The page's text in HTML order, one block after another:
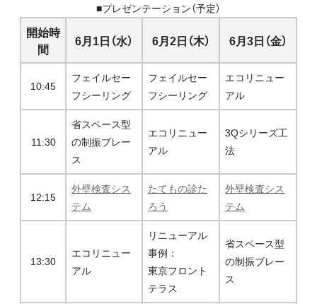
■プレゼンテーション（予定）
開始時
間
6月1日（水） 6月2日（木） 6月3日（金）
10:45
フェイルセー
フシーリング
フェイルセー
フシーリング
エコリニュー
アル
11:30
省スペース型
の制振ブレー
ス
エコリニュー
アル
3Qシリーズ工
法
12:15
外壁検査シス
テム
たてもの診た
ろう
外壁検査シス
テム
13:30
エコリニュー
アル
リニューアル
事例：
東京フロント
テラス
省スペース型
の制振ブレー
ス